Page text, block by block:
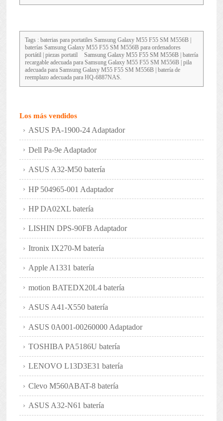
Tags : baterias para portatiles Samsung Galaxy M55 F55 SM M556B|
baterías Samsung Galaxy M55 F55 SM M556B para ordenadores
portátil | piezas portatil
Samsung Galaxy M55 F55 SM M556B| batería
recargable adecuada para Samsung Galaxy M55 F55 SM M556B | pila
adecuada para Samsung Galaxy M55 F55 SM M556B | batería de
reemplazo adecuada para HQ-6887NAS.
Los más vendidos
ASUS PA-1900-24 Adaptador
Dell Pa-9e Adaptador
ASUS A32-M50 batería
HP 504965-001 Adaptador
HP DA02XL batería
LISHIN DPS-90FB Adaptador
Itronix IX270-M batería
Apple A1331 batería
motion BATEDX20L4 batería
ASUS A41-X550 batería
ASUS 0A001-00260000 Adaptador
TOSHIBA PA5186U batería
LENOVO L13D3E31 batería
Clevo M560ABAT-8 batería
ASUS A32-N61 batería